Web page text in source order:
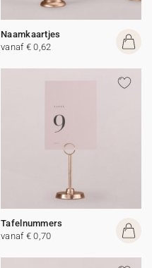
Naamkaartjes
vanaf € 0,62
Tafelnummers
vanaf € 0,70